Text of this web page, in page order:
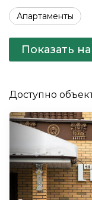
Апартаменты
Показать
Доступно